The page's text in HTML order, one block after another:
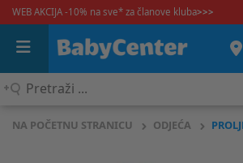
WEB AKCIJA -10% na sve* za članove kluba>>>
Pretraži
NA POČETNU STRANICU ODJEĆA